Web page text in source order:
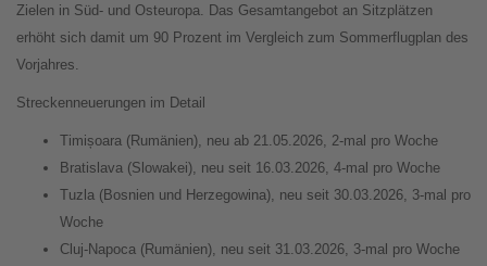
Zielen in Süd- und Osteuropa. Das Gesamtangebot an Sitzplätzen
erhöht sich damit um 90 Prozent im Vergleich zum Sommerflugplan des
Vorjahres.
Streckenneuerungen im Detail
Timișoara (Rumänien), neu ab 21.05.2026, 2-mal pro Woche
Bratislava (Slowakei), neu seit 16.03.2026, 4-mal pro Woche
Tuzla (Bosnien und Herzegowina), neu seit 30.03.2026, 3-mal pro
Woche
Cluj-Napoca (Rumänien), neu seit 31.03.2026, 3-mal pro Woche